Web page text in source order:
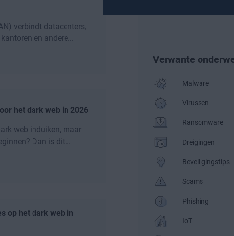
verbindt datacenters,
en andere...
het dark web in 2026
web induiken, maar
Dan is dit...
op het dark web in
Verwante
Malware
Virussen
Ransomware
Dreigingen
Beveiligingstips
Scams
Phishing
IoT